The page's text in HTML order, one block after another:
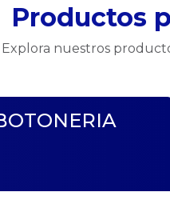
Productos
Explora nuestros